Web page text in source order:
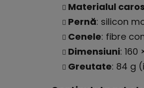
Materialul
Pernă: silicon
Cenele: fibre
Dimensiuni:
Greutate: 84 g